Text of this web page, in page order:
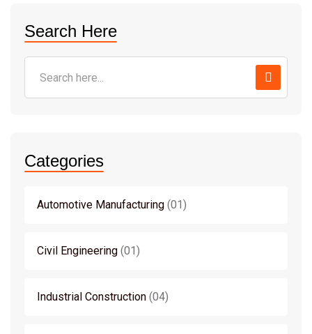
Search Here
Categories
Automotive Manufacturing 01
Civil Engineering 01
Industrial Construction 04